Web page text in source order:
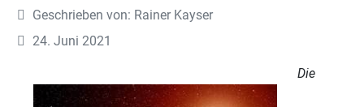
Geschrieben von: Rainer Kayser
24. Juni 2021
Die